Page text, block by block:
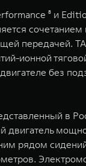
⁸ и
передачей.
ионной
без
в
рядом